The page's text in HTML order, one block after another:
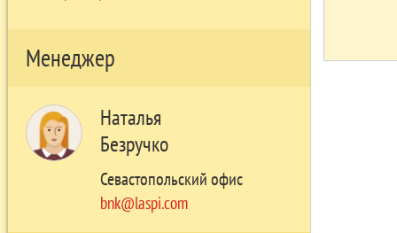
Менеджер
Наталья
Безручко
Севастопольский офис
bnk@laspi.com